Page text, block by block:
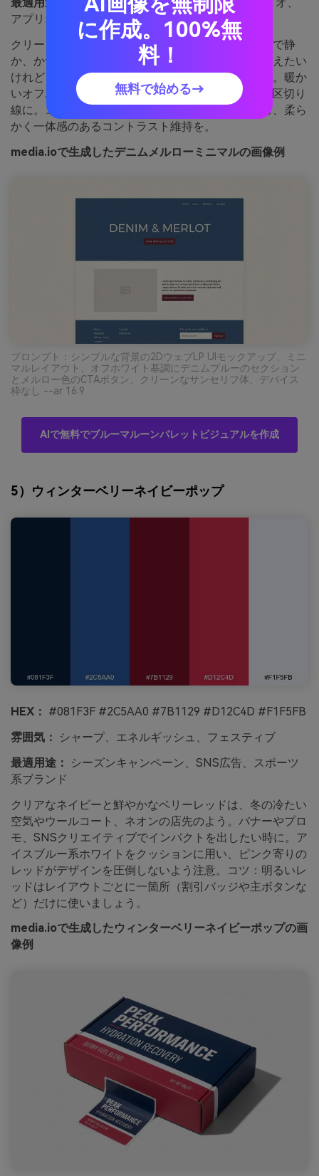
アプリオンボーディング
クリーンなデニムブルーとメルローレッドは現代的で静
か、かつ自信あふれる雰囲気。強いアクセントを加えたい
けれど、派手すぎは避けたいレイアウトにぴったり。暖か
いオフホワイトを背景にし、メルローは主要CTAや区切り
線に。コツ：タイポグラフィは一番濃いブルーにし、柔ら
かく一体感のあるコントラスト維持を。
media.ioで生成したデニムメルローミニマルの画像例
プロンプト：シンプルな背景の2DウェブLP UIモックアップ、ミニ
マルレイアウト、オフホワイト基調にデニムブルーのセクション
とメルロー色のCTAボタン、クリーンなサンセリフ体、デバイス
枠なし --ar 16:9
AIで無料でブルーマルーンパレットビジュアルを作成
5）ウィンターベリーネイビーポップ
HEX： #081F3F #2C5AA0 #7B1129 #D12C4D #F1F5FB
雰囲気：
シャープ、エネルギッシュ、フェスティブ
最適用途：
シーズンキャンペーン、SNS広告、スポーツ
系ブランド
クリアなネイビーと鮮やかなベリーレッドは、冬の冷たい
空気やウールコート、ネオンの店先のよう。バナーやプロ
モ、SNSクリエイティブでインパクトを出したい時に。ア
イスブルー系ホワイトをクッションに用い、ピンク寄りの
レッドがデザインを圧倒しないよう注意。コツ：明るいレ
ッドはレイアウトごとに一箇所（割引バッジや主ボタンな
ど）だけに使いましょう。
media.ioで生成したウィンターベリーネイビーポップの画
像例
に作成。100%無
料！
無料で始める→